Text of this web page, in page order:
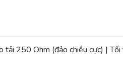
tải 250 Ohm (đảo chiều cực) |